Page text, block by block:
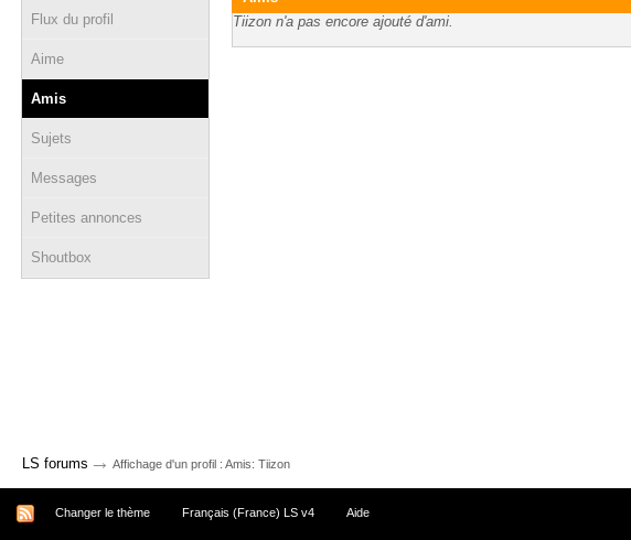
Flux du profil
Aime
Amis
Sujets
Messages
Petites annonces
Shoutbox
Tiizon n'a pas encore ajouté d'ami.
LS forums → Affichage d'un profil : Amis: Tiizon
Changer le thème Français (France) LS v4 Aide